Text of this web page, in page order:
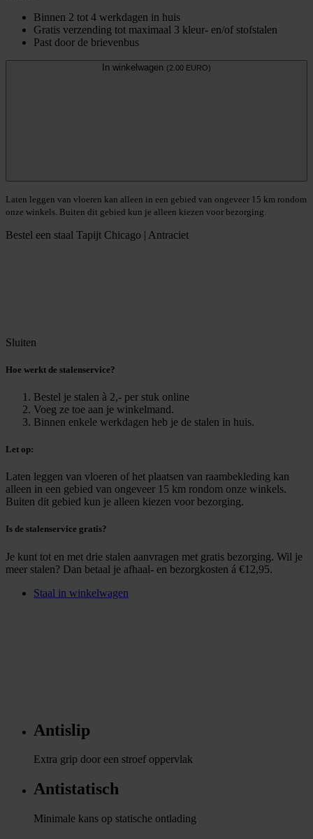
Binnen 2 tot 4 werkdagen in huis
Gratis verzending tot maximaal 3 kleur- en/of stofstalen
Past door de brievenbus
In winkelwagen (2.00 EURO)
Laten leggen van vloeren kan alleen in een gebied van ongeveer 15 km rondom
onze winkels. Buiten dit gebied kun je alleen kiezen voor bezorging.
Bestel een staal Tapijt Chicago | Antraciet
Sluiten
Hoe werkt de stalenservice?
Bestel je stalen à 2,- per stuk online
Voeg ze toe aan je winkelmand.
Binnen enkele werkdagen heb je de stalen in huis.
Let op:
Laten leggen van vloeren of het plaatsen van raambekleding kan
alleen in een gebied van ongeveer 15 km rondom onze winkels.
Buiten dit gebied kun je alleen kiezen voor bezorging.
Is de stalenservice gratis?
Je kunt tot en met drie stalen aanvragen met gratis bezorging. Wil je
meer stalen? Dan betaal je afhaal- en bezorgkosten á €12,95.
Staal in winkelwagen
Antislip
Extra grip door een stroef oppervlak
Antistatisch
Minimale kans op statische ontlading